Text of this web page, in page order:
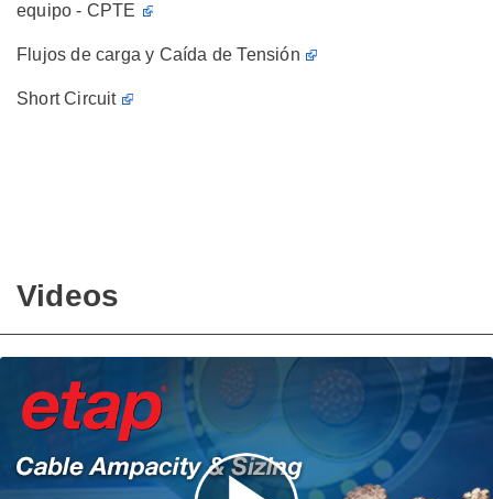
equipo - CPTE
Flujos de carga y Caída de Tensión
Short Circuit
Videos